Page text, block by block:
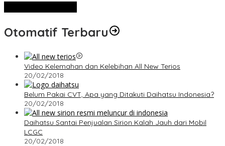
Otomatif Terbaru
Video Kelemahan dan Kelebihan All New Terios
20/02/2018
Belum Pakai CVT, Apa yang Ditakuti Daihatsu Indonesia?
20/02/2018
Daihatsu Santai Penjualan Sirion Kalah Jauh dari Mobil
LCGC
20/02/2018